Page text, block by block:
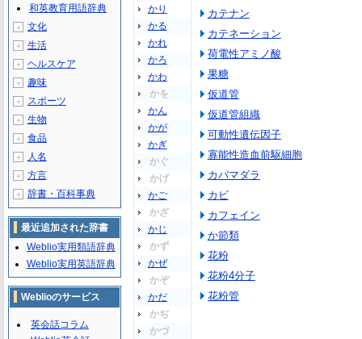
かり
かる
かれ
かろ
かわ
かを
かん
かが
かぎ
かぐ
かげ
かご
かざ
かじ
かず
かぜ
かぞ
かだ
かぢ
かづ
カテナン
カテネーション
荷電性アミノ酸
果糖
仮道管
仮道管組織
可動性遺伝因子
寡能性造血前駆細胞
カバマダラ
カビ
カフェイン
か節類
花粉
花粉4分子
花粉管
和英教育用語辞典
＋ 文化
＋ 生活
＋ ヘルスケア
＋ 趣味
＋ スポーツ
＋ 生物
＋ 食品
＋ 人名
＋ 方言
＋ 辞書・百科事典
最近追加された辞書
Weblio実用類語辞典
Weblio実用英語辞典
Weblioのサービス
英会話コラム